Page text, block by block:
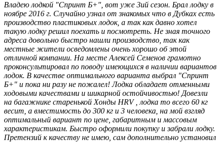
Владею лодкой "Спринт Б+", вот уже 3ий сезон. Брал лодку в
ноябре 2016 г. Случайно узнал от знакомых что в Дубках есть
производство пластиковых лодок, а так как давно хотел
такую лодку решил поехать и посмотреть. Не зная точного
адреса довольно быстро нашли производство, так как
местные жители осведомлены очень хорошо об этой
отличной компании. На месте Алексей Семенов грамотно
проконсультировал по поводу имеющихся в наличии вариантов
лодок. В качестве оптимального варианта выбрал "Спринт
Б+" и пока ни разу не пожалел! Лодка обладает отменными
ходовыми качествами и шикарной остойчивостью! Довезли
на багажнике старенькой Хонды HRV , лодка то всего 60 кг
весит, а вместимость до 300 кг и 3 человека, на мой взгляд
оптимальный вариант по цене, габаритным и массовым
характеристикам. Быстро оформили покупку и забрали лодку.
Претензий к качеству не имею, сам дополнительно установил